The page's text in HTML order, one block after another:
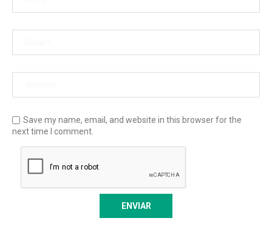
Save my name, email, and website in this browser for the
next time I comment.